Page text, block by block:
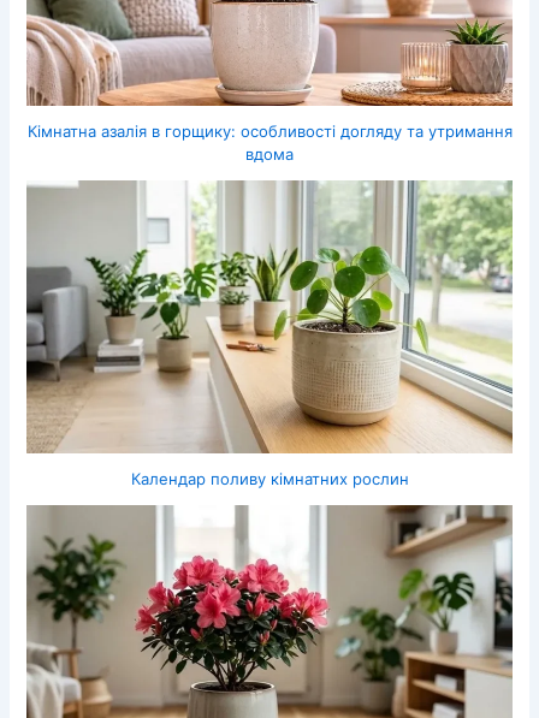
Кімнатна азалія в горщику: особливості догляду та утримання
вдома
Календар поливу кімнатних рослин